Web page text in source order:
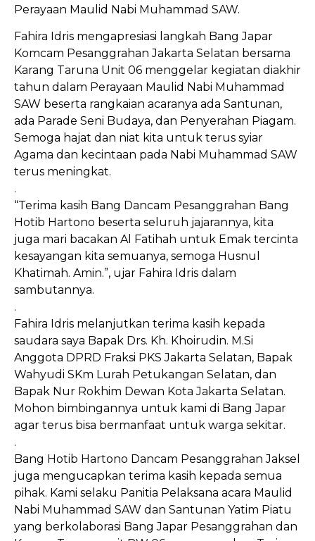
Perayaan Maulid Nabi Muhammad SAW.
Fahira Idris mengapresiasi langkah Bang Japar
Komcam Pesanggrahan Jakarta Selatan bersama
Karang Taruna Unit 06 menggelar kegiatan diakhir
tahun dalam Perayaan Maulid Nabi Muhammad
SAW beserta rangkaian acaranya ada Santunan,
ada Parade Seni Budaya, dan Penyerahan Piagam.
Semoga hajat dan niat kita untuk terus syiar
Agama dan kecintaan pada Nabi Muhammad SAW
terus meningkat.
.
“Terima kasih Bang Dancam Pesanggrahan Bang
Hotib Hartono beserta seluruh jajarannya, kita
juga mari bacakan Al Fatihah untuk Emak tercinta
kesayangan kita semuanya, semoga Husnul
Khatimah. Amin.”, ujar Fahira Idris dalam
sambutannya.
.
Fahira Idris melanjutkan terima kasih kepada
saudara saya Bapak Drs. Kh. Khoirudin. M.Si
Anggota DPRD Fraksi PKS Jakarta Selatan, Bapak
Wahyudi SKm Lurah Petukangan Selatan, dan
Bapak Nur Rokhim Dewan Kota Jakarta Selatan.
Mohon bimbingannya untuk kami di Bang Japar
agar terus bisa bermanfaat untuk warga sekitar.
.
Bang Hotib Hartono Dancam Pesanggrahan Jaksel
juga mengucapkan terima kasih kepada semua
pihak. Kami selaku Panitia Pelaksana acara Maulid
Nabi Muhammad SAW dan Santunan Yatim Piatu
yang berkolaborasi Bang Japar Pesanggrahan dan